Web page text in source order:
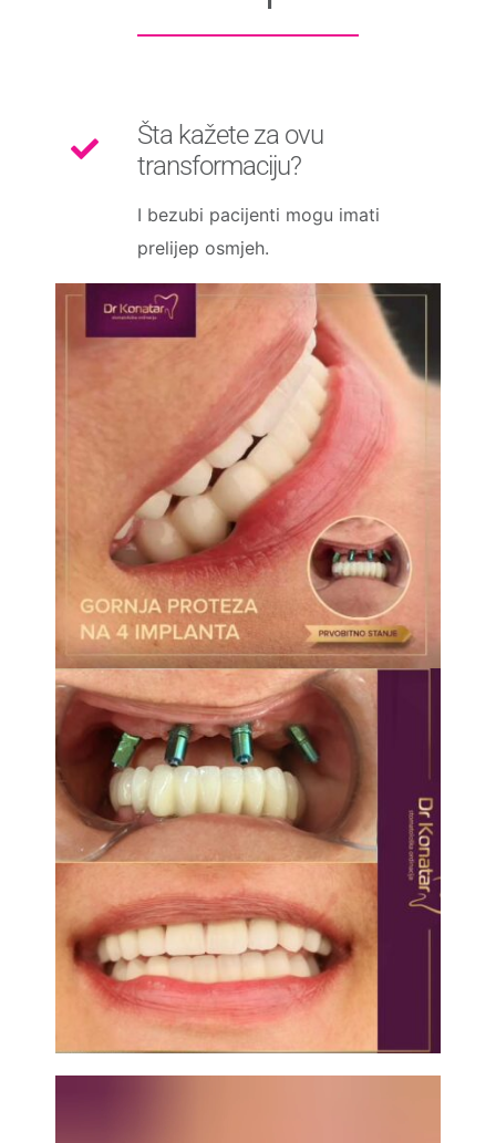
Šta kažete za ovu
transformaciju?
I bezubi pacijenti mogu imati
prelijep osmjeh.